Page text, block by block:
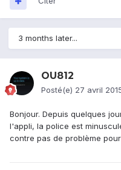
3 months later...
OU812
Posté(e) 27 avril
Bonjour. Depuis quelques
l'appli, la police est
contre pas de problème